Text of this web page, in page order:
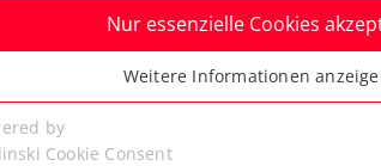
mit Öffis in
Nur essenzielle Cookies
Cookies werden für grundlegende
benötigt. Dadurch ist gewährleistet,
Weitere Informationen
by
Cookie Consent